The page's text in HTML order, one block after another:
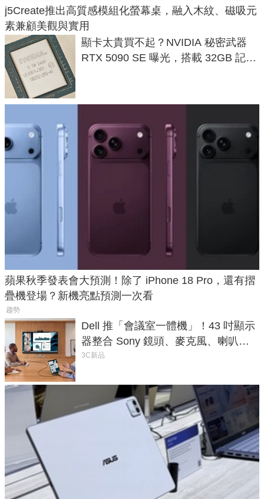
j5Create推出高質感模組化螢幕桌，融入木紋、磁吸元
素兼顧美觀與實用
顯卡太貴買不起？NVIDIA 秘密武器
RTX 5090 SE 曝光，搭載 32GB 記憶
蘋果秋季發表會大預測！除了 iPhone 18 Pro，還有摺
疊機登場？新機亮點預測一次看
趨勢
Dell 推「會議室一體機」！43 吋顯示
器整合 Sony 鏡頭、麥克風、喇叭，
一條 USB-C 就能開會
3C新品